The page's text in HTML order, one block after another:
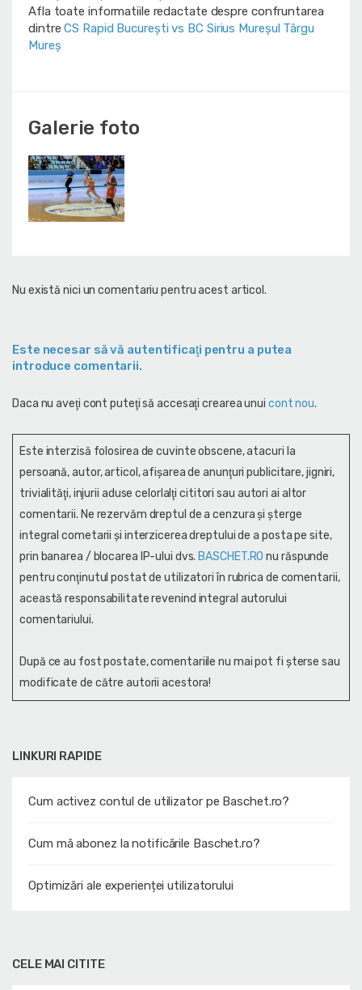
LINKURI RAPIDE
Cum activez contul de utilizator pe Baschet.ro?
Cum mă abonez la notificările Baschet.ro?
Optimizări ale experienței utilizatorului
Afla toate informatiile redactate despre confruntarea
dintreCS Rapid București vs BC Sirius Mureșul Târgu
Mureș
Galerie foto
Nu există nici un comentariu pentru acest articol.
Este necesar să vă autentificaţi pentru a putea
introduce comentarii.
Daca nu aveţi cont puteţi să accesaţi crearea unui cont nou.
Este interzisă folosirea de cuvinte obscene, atacuri la
persoană, autor, articol, afişarea de anunţuri publicitare, jigniri,
trivialităţi, injurii aduse celorlalţi cititori sau autori ai altor
comentarii. Ne rezervăm dreptul de a cenzura și şterge
integral cometarii și interzicerea dreptului de a posta pe site,
prin banarea / blocarea IP-ului dvs. BASCHET.RO nu răspunde
pentru conţinutul postat de utilizatori în rubrica de comentarii,
această responsabilitate revenind integral autorului
comentariului.
După ce au fost postate, comentariile nu mai pot fi șterse sau
modificate de către autorii acestora!
CELE MAI CITITE